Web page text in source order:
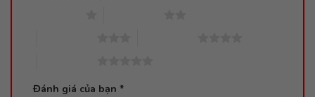
Đánh giá của bạn *